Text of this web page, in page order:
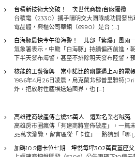
台積新技術大突破！ 次世代商機1台廠獨攬
台積電（2330）攜手陽明交大團隊成功開發
電晶體，興櫃公司華鉬（6990）是台 […]
白海豚最快今午後海警！ 北部「紫爆」風雨
氣象署表示，中颱「白海豚」持續偏西前進，
下半天發布海警，甚至不排除明天發布陸警，
核能的工藝復興 當車諾比的幽靈遇上AI的電
1986年4月26日凌晨，烏克蘭北部普里雅特
炸，把放射性塵埃送過國界，也 […]
高雄建商破產傳言燒35萬人 遭點名業者喊冤
高雄房市圈瘋傳「有建商將宣佈破產」，一篇
35萬次瀏覽，留言區從「卡位」一路猜到「哪
加碼10.5億卡位七期 坤悅每坪302萬買董座